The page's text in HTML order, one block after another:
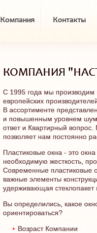
Компания Контакты
КОМПАНИЯ
С 1995 года мы производим
европейских
В ассортименте
и повышенным уровнем
ответ и Квартирный
позволяет нам постоянно
Пластиковые окна - это
необходимую жесткость,
Современные пластиковые
важные элементы
удерживающая стеклопакет
Вы определились, какое
ориентироваться?
Возраст Компании